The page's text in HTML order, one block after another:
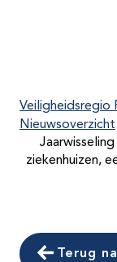
Veiligheidsregio
Nieuwsoverzicht
ziekenhuizen,
Terug